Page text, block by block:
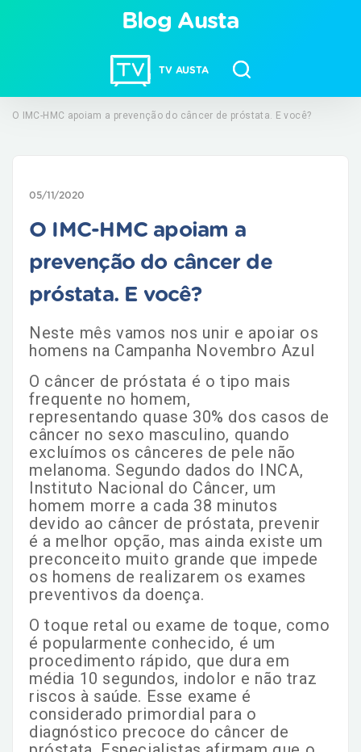
TV AUSTA
Blog Austa
O IMC-HMC apoiam a prevenção do câncer de próstata. E você?
05/11/2020
O IMC-HMC apoiam a
prevenção do câncer de
próstata. E você?
Neste mês vamos nos unir e apoiar os
homens na Campanha Novembro Azul
O câncer de próstata é o tipo mais
frequente no homem,
representando quase 30% dos casos de
câncer no sexo masculino, quando
excluímos os cânceres de pele não
melanoma. Segundo dados do INCA,
Instituto Nacional do Câncer, um
homem morre a cada 38 minutos
devido ao câncer de próstata, prevenir
é a melhor opção, mas ainda existe um
preconceito muito grande que impede
os homens de realizarem os exames
preventivos da doença.
O toque retal ou exame de toque, como
é popularmente conhecido, é um
procedimento rápido, que dura em
média 10 segundos, indolor e não traz
riscos à saúde. Esse exame é
considerado primordial para o
diagnóstico precoce do câncer de